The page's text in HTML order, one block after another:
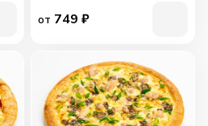
от 749 ₽